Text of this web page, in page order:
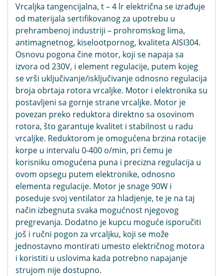
Vrcaljka tangencijalna, t – 4 lr električna se izrađuje
od materijala sertifikovanog za upotrebu u
prehrambenoj industriji – prohromskog lima,
antimagnetnog, kiselootpornog, kvaliteta AISI304.
Osnovu pogona čine motor, koji se napaja sa
izvora od 230V, i element regulacije, putem kojeg
se vrši uključivanje/isključivanje odnosno regulacija
broja obrtaja rotora vrcaljke. Motor i elektronika su
postavljeni sa gornje strane vrcaljke. Motor je
povezan preko reduktora direktno sa osovinom
rotora, što garantuje kvalitet i stabilnost u radu
vrcaljke. Reduktorom je omogućena brzina rotacije
korpe u intervalu 0-400 o/min, pri čemu je
korisniku omogućena puna i precizna regulacija u
ovom opsegu putem elektronike, odnosno
elementa regulacije. Motor je snage 90W i
poseduje svoj ventilator za hladjenje, te je na taj
način izbegnuta svaka mogućnost njegovog
pregrevanja. Dodatno je kupcu moguće isporučiti
još i ručni pogon za vrcaljku, koji se može
jednostavno montirati umesto električnog motora
i koristiti u uslovima kada potrebno napajanje
strujom nije dostupno.